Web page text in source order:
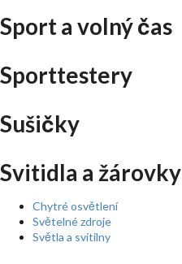
Sport a volný čas
Sporttestery
Sušičky
Svitidla a žárovky
Chytré osvětlení
Světelné zdroje
Světla a svítilny